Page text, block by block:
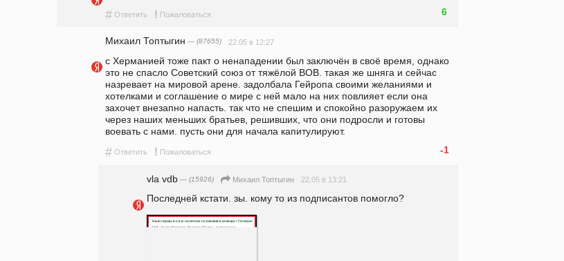
# Ответить ! Пожаловаться 6
Михаил Топтыгин — (87655) 22.05 в 12:27
с Херманией тоже пакт о ненападении был заключён в своё время, однако
это не спасло Советский союз от тяжёлой ВОВ. такая же шняга и сейчас
назревает на мировой арене. задолбала Гейропа своими желаниями и
хотелками и соглашение о мире с ней мало на них повлияет если она
захочет внезапно напасть. так что не спешим и спокойно разоружаем их
через наших меньших братьев, решивших, что они подросли и готовы
воевать с нами. пусть они для начала капитулируют.
# Ответить ! Пожаловаться -1
vla vdb — (15926) Михаил Топтыгин 22.05 в 13:21
Последней кстати. зы. кому то из подписантов помогло?